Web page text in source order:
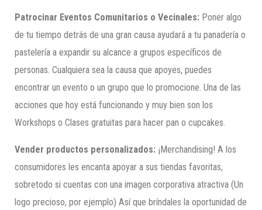
Patrocinar Eventos Comunitarios o Vecinales: Poner algo
de tu tiempo detrás de una gran causa ayudará a tu panadería o
pastelería a expandir su alcance a grupos específicos de
personas. Cualquiera sea la causa que apoyes, puedes
encontrar un evento o un grupo que lo promocione. Una de las
acciones que hoy está funcionando y muy bien son los
Workshops o Clases gratuitas para hacer pan o cupcakes.
Vender productos personalizados: ¡Merchandising! A los
consumidores les encanta apoyar a sus tiendas favoritas,
sobretodo si cuentas con una imagen corporativa atractiva (Un
logo precioso, por ejemplo) Así que bríndales la oportunidad de